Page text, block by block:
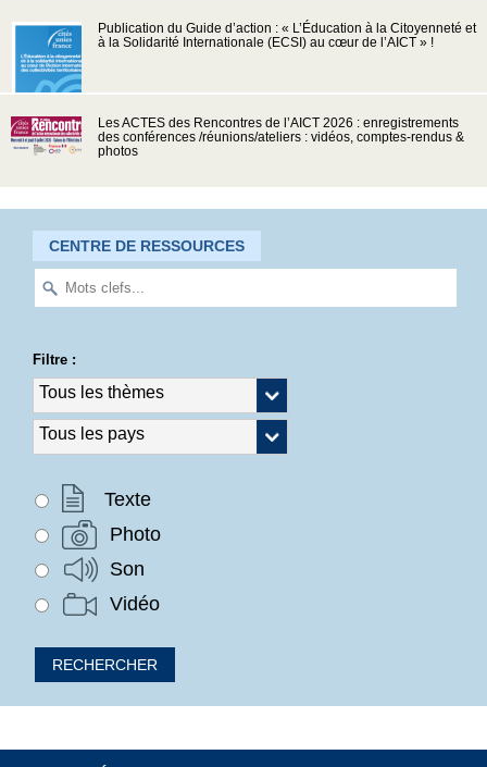
Publication du Guide d’action : « L’Éducation à la Citoyenneté et
à la Solidarité Internationale (ECSI) au cœur de l’AICT » !
Les ACTES des Rencontres de l’AICT 2026 : enregistrements
des conférences /réunions/ateliers : vidéos, comptes-rendus &
photos
CENTRE DE RESSOURCES
Filtre :
Texte
Photo
Son
Vidéo